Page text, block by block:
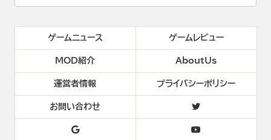
ゲームニュース ゲームレビュー
MOD紹介 AboutUs
運営者情報 プライバシーポリシー
お問い合わせ